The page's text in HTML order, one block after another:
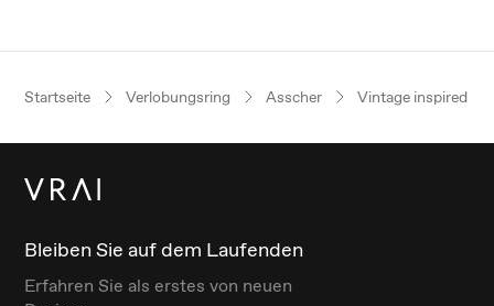
Startseite Verlobungsring Asscher Vintage inspired
Bleiben Sie auf dem Laufenden
Erfahren Sie als erstes von neuen